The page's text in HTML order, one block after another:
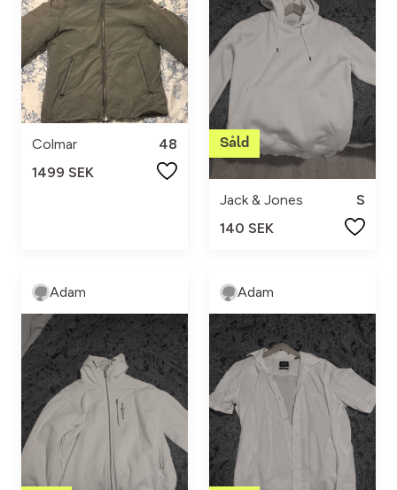
Colmar
48
1499 SEK
Jack & Jones
S
140 SEK
Adam Adam